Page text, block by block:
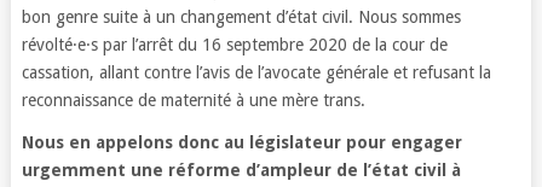
bon genre suite à un changement d’état civil. Nous sommes
révolté·e·s par l’arrêt du 16 septembre 2020 de la cour de
cassation, allant contre l’avis de l’avocate générale et refusant la
reconnaissance de maternité à une mère trans.
Nous en appelons donc au législateur pour engager
urgemment une réforme d’ampleur de l’état civil à